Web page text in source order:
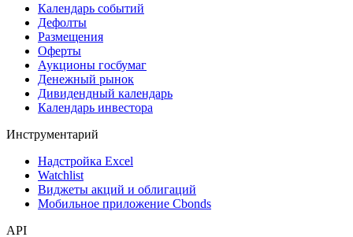
Календарь событий
Дефолты
Размещения
Оферты
Аукционы госбумаг
Денежный рынок
Дивидендный календарь
Календарь инвестора
Инструментарий
Надстройка Excel
Watchlist
Виджеты акций и облигаций
Мобильное приложение Cbonds
API